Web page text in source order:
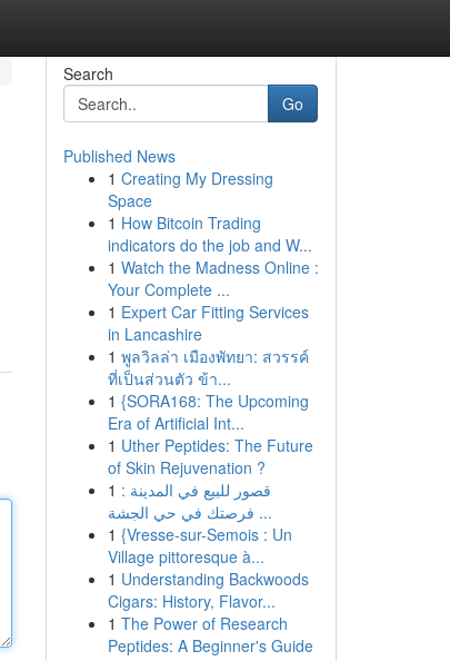
Search
Go
Published News
1 Creating My Dressing
Space
1 How Bitcoin Trading
indicators do the job and W...
1 Watch the Madness Online :
Your Complete ...
1 Expert Car Fitting Services
in Lancashire
1 พูลวิลล่า เมืองพัทยา: สวรรค์
ที่เป็นส่วนตัว ข้า...
1 {SORA168: The Upcoming
Era of Artificial Int...
1 Uther Peptides: The Future
of Skin Rejuvenation ?
1 قصور للبيع في المدينة :
فرصتك في حي الجشة ...
1 {Vresse-sur-Semois : Un
Village pittoresque à...
1 Understanding Backwoods
Cigars: History, Flavor...
1 The Power of Research
Peptides: A Beginner's Guide